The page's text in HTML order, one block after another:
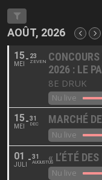
AOÛT, 2026
15
MEI
23
ZEVEN
2026 : LE
8E DRUK
Nu live
15
MEI
31
DEC MARCHÉ
Nu live
01
JULI
31
AUGUSTUS« L’ÉTÉ
Nu live